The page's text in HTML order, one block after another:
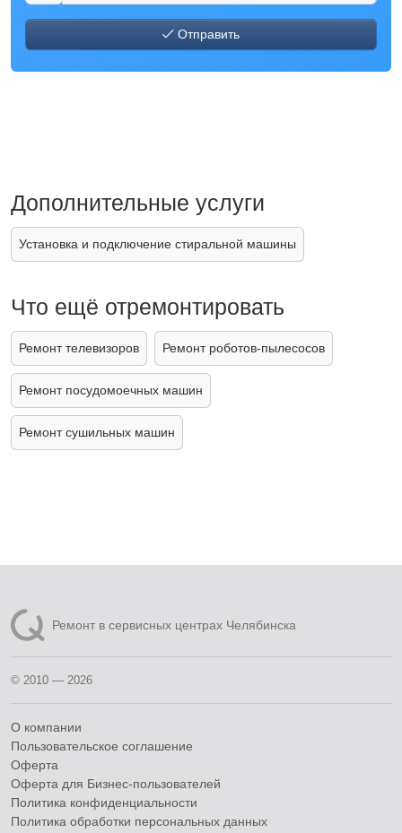
Отправить
Дополнительные услуги
Установка и подключение стиральной машины
Что ещё отремонтировать
Ремонт телевизоров Ремонт роботов-пылесосов
Ремонт посудомоечных машин
Ремонт сушильных машин
Ремонт в сервисных центрах Челябинска
© 2010 — 2026
О компании
Пользовательское соглашение
Оферта
Оферта для Бизнес-пользователей
Политика конфиденциальности
Политика обработки персональных данных